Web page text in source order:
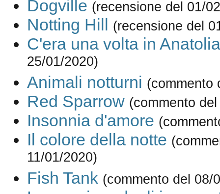
Dogville (recensione del 01/
Notting Hill (recensione del
C'era una volta in Anatolia
25/01/2020)
Animali notturni (commento
Red Sparrow (commento
Insonnia d'amore
Il colore della notte
11/01/2020)
Fish Tank (commento del 08/